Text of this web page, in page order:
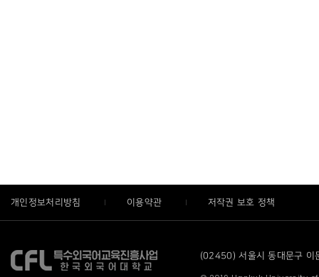
개인정보처리방침 이용약관 저작권 보호 정책
(02450) 서울시 동대문구